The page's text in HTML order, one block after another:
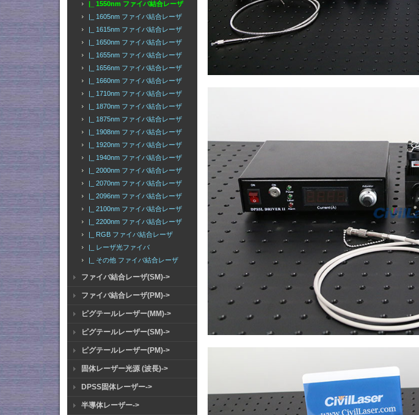
|_ 1550nm ファイバ結合レーザ
|_ 1605nm ファイバ結合レーザ
|_ 1615nm ファイバ結合レーザ
|_ 1650nm ファイバ結合レーザ
|_ 1655nm ファイバ結合レーザ
|_ 1656nm ファイバ結合レーザ
|_ 1660nm ファイバ結合レーザ
|_ 1710nm ファイバ結合レーザ
|_ 1870nm ファイバ結合レーザ
|_ 1875nm ファイバ結合レーザ
|_ 1908nm ファイバ結合レーザ
|_ 1920nm ファイバ結合レーザ
|_ 1940nm ファイバ結合レーザ
|_ 2000nm ファイバ結合レーザ
|_ 2070nm ファイバ結合レーザ
|_ 2096nm ファイバ結合レーザ
|_ 2100nm ファイバ結合レーザ
|_ 2200nm ファイバ結合レーザ
|_ RGB ファイバ結合レーザ
|_ レーザ光ファイバ
|_ その他 ファイバ結合レーザ
ファイバ結合レーザ(SM)->
ファイバ結合レーザ(PM)->
ピグテールレーザー(MM)->
ピグテールレーザー(SM)->
ピグテールレーザー(PM)->
固体レーザー光源 (波長)->
DPSS固体レーザー->
半導体レーザー->